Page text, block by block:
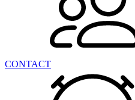
CONTACT